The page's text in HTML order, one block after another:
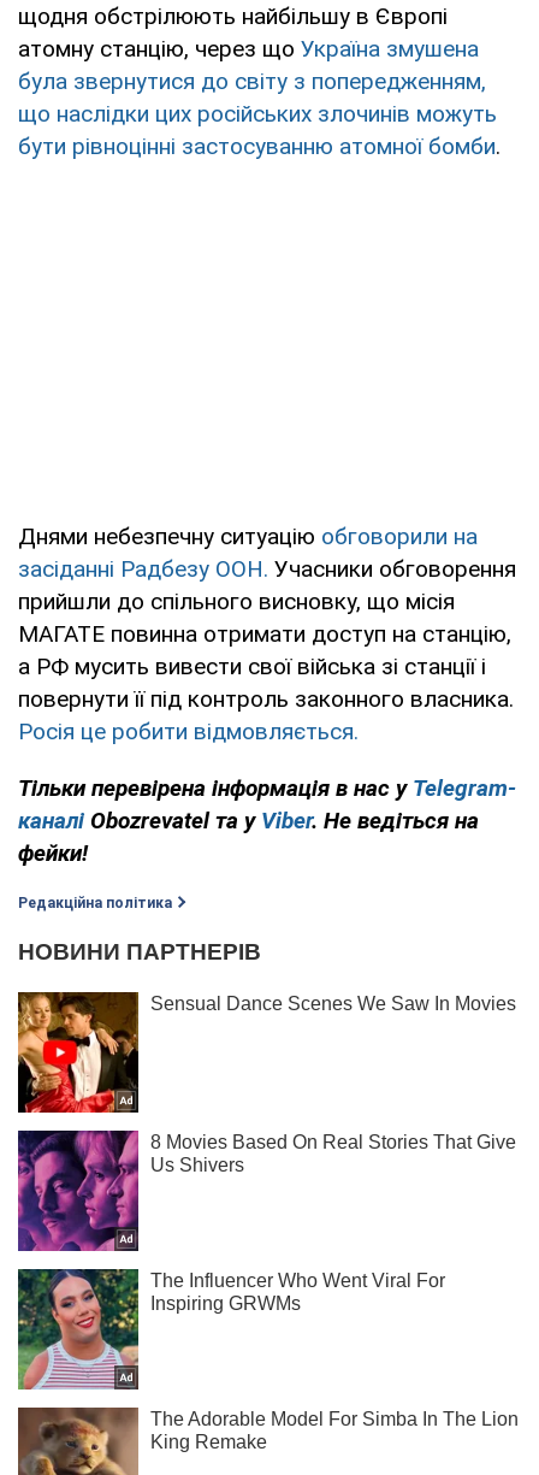
щодня обстрілюють найбільшу в Європі
атомну станцію, через що Україна змушена
була звернутися до світу з попередженням,
що наслідки цих російських злочинів можуть
бути рівноцінні застосуванню атомної бомби.
Днями небезпечну ситуацію обговорили на
засіданні Радбезу ООН. Учасники обговорення
прийшли до спільного висновку, що місія
МАГАТЕ повинна отримати доступ на станцію,
а РФ мусить вивести свої війська зі станції і
повернути її під контроль законного власника.
Росія це робити відмовляється.
Тільки перевірена інформація в нас у Telegram-
каналі Obozrevatel та у Viber. Не ведіться на
фейки!
Редакційна політика